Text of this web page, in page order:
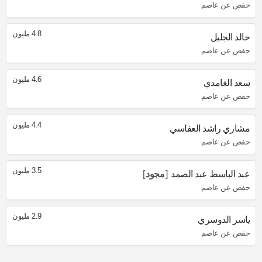
حفص عن عاصم
خالد الجليل
حفص عن عاصم
4.8 مليون
سعد الغامدي
حفص عن عاصم
4.6 مليون
مشاري راشد العفاسي
حفص عن عاصم
4.4 مليون
عبد الباسط عبد الصمد مجود
حفص عن عاصم
3.5 مليون
ياسر الدوسري
حفص عن عاصم
2.9 مليون